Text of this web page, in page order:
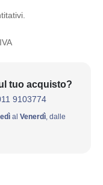
tuo acquisto?
9103774
al Venerdì, dalle